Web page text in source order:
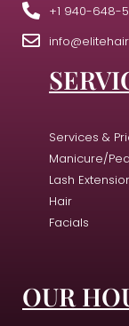
+1 940-648-
Services &
Manicure/
Lash
Hair
Facials
OUR